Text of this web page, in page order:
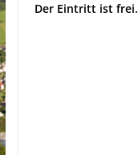
Der Eintritt ist frei.